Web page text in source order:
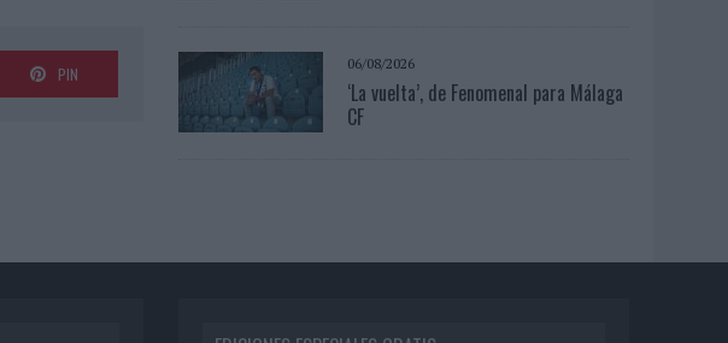
PIN
06/08/2026
‘La vuelta’, de Fenomenal para Málaga
CF